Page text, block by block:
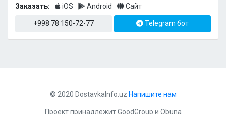
Заказать:
iOS Android Сайт
+998 78 150-72-77 Telegram бот
© 2020 DostavkaInfo.uz Напишите нам
Проект принадлежитGoodGroup и Obuna